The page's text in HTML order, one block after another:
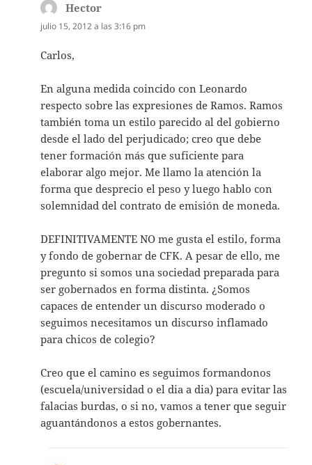
Hector
julio 15, 2012 a las 3:16 pm
Carlos,
En alguna medida coincido con Leonardo
respecto sobre las expresiones de Ramos. Ramos
también toma un estilo parecido al del gobierno
desde el lado del perjudicado; creo que debe
tener formación más que suficiente para
elaborar algo mejor. Me llamo la atención la
forma que desprecio el peso y luego hablo con
solemnidad del contrato de emisión de moneda.
DEFINITIVAMENTE NO me gusta el estilo, forma
y fondo de gobernar de CFK. A pesar de ello, me
pregunto si somos una sociedad preparada para
ser gobernados en forma distinta. ¿Somos
capaces de entender un discurso moderado o
seguimos necesitamos un discurso inflamado
para chicos de colegio?
Creo que el camino es seguimos formandonos
(escuela/universidad o el dia a dia) para evitar las
falacias burdas, o si no, vamos a tener que seguir
aguantándonos a estos gobernantes.